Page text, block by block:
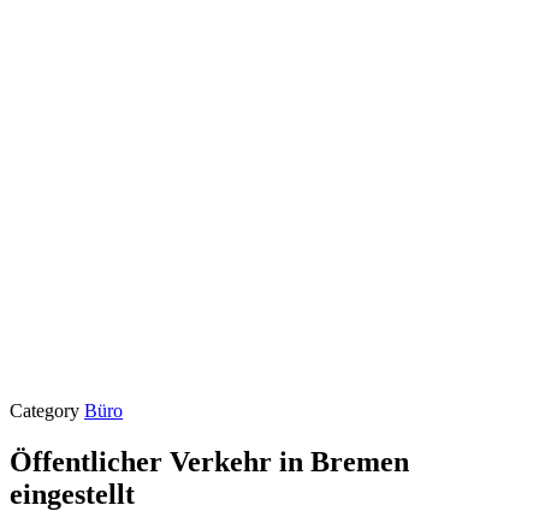
Category Büro
Öffentlicher Verkehr in Bremen
eingestellt